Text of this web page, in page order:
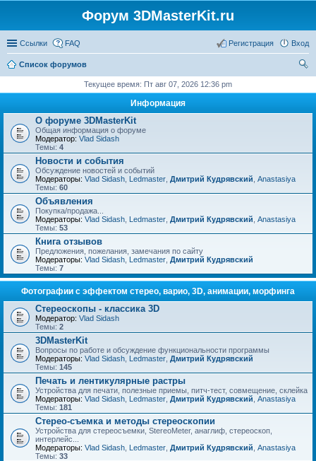
Форум 3DMasterKit.ru
Ссылки FAQ Вход
Регистрация
Список форумов
Текущее время: Пт авг 07, 2026 12:36 pm
Информация
О форуме 3DMasterKit
Общая информация о форуме
Модератор: Vlad Sidash
Темы: 4
Новости и события
Обсуждение новостей и событий
Модераторы: Vlad Sidash Ledmaster Дмитрий Кудрявский Anastasiya
Темы: 60
Объявления
Покупка/продажа...
Модераторы: Vlad Sidash Ledmaster Дмитрий Кудрявский Anastasiya
Темы: 53
Книга отзывов
Предложения, пожелания, замечания по сайту
Модераторы: Vlad Sidash Ledmaster Дмитрий Кудрявский
Темы: 7
Фотографии с эффектом стерео, варио, 3D, анимации, морфинга
Стереоскопы - классика 3D
Модератор: Vlad Sidash
Темы: 2
3DMasterKit
Вопросы по работе и обсуждение функциональности программы
Модераторы: Vlad Sidash Ledmaster Дмитрий Кудрявский
Темы: 145
Печать и лентикулярные растры
Устройства для печати, полезные приемы, питч-тест, совмещение, склейка
Модераторы: Vlad Sidash Ledmaster Дмитрий Кудрявский Anastasiya
Темы: 181
Стерео-съемка и методы стереоскопии
Устройства для стереосъемки, StereoMeter, анаглиф, стереоскоп,
интерлейс...
Модераторы: Vlad Sidash Ledmaster Дмитрий Кудрявский Anastasiya
Темы: 33